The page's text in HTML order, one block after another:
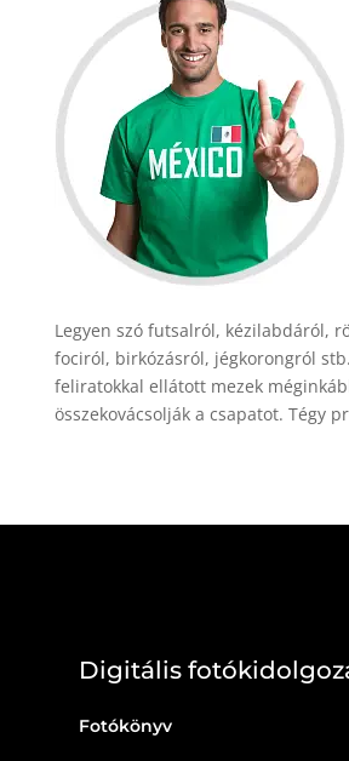
Legyen szó futsalról, kézilabdáról,
fociról, birkózásról, jégkorongról
feliratokkal ellátott mezek
összekovácsolják a csapatot. Tégy
Digitális
Fotókönyv